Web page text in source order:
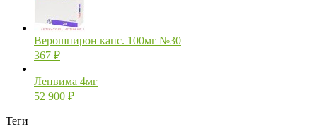
Верошпирон капс. 100мг №30
367 ₽
Ленвима 4мг
52 900 ₽
Теги